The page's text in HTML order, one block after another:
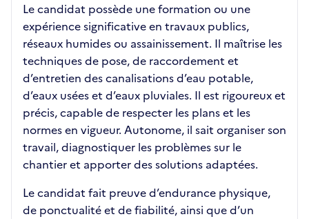
Le candidat possède une formation ou une
expérience significative en travaux publics,
réseaux humides ou assainissement. Il maîtrise les
techniques de pose, de raccordement et
d’entretien des canalisations d’eau potable,
d’eaux usées et d’eaux pluviales. Il est rigoureux et
précis, capable de respecter les plans et les
normes en vigueur. Autonome, il sait organiser son
travail, diagnostiquer les problèmes sur le
chantier et apporter des solutions adaptées.
Le candidat fait preuve d’endurance physique,
de ponctualité et de fiabilité, ainsi que d’un